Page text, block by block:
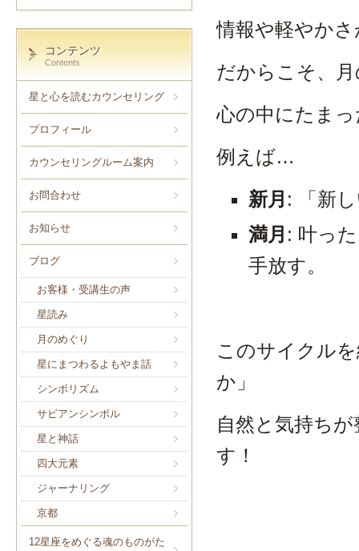
コンテンツ
Contents
星と心を読むカウンセリング
プロフィール
カウンセリングルーム案内
お問合わせ
お知らせ
ブログ
お客様・受講生の声
星読み
月のめぐり
星にまつわるよもやま話
シンボリズム
サビアンシンボル
星と神話
四大元素
ジャーナリング
京都
12星座をめぐる魂のものがた
情報や軽やか
だからこそ、
心の中にたま
例えば…
新月 : 「新
満月 : 叶っ
手放す。
このサイクル
か」
自然と気持ち
す！